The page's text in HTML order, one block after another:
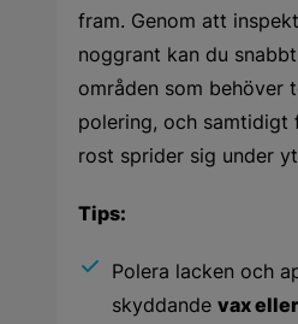
fram. Genom att
noggrant kan du
områden som behöver
polering, och samtidigt
rost sprider sig under
Tips:
Polera lacken och
skyddande vax eller